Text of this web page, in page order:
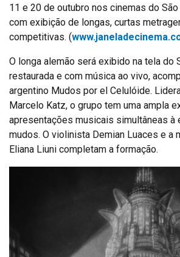
11 e 20 de outubro nos cinemas do
com exibição de longas, curtas
competitivas. (
O longa alemão será exibido na tela do
restaurada e com música ao vivo,
argentino Mudos por el Celulóide.
Marcelo Katz, o grupo tem uma ampla
apresentações musicais simultâneas à
mudos. O violinista Demian Luaces e a
Eliana Liuni completam a formação.